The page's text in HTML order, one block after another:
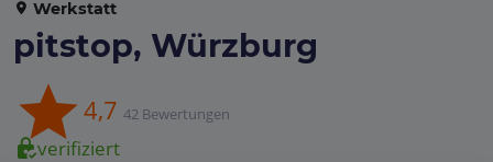
Werkstatt
pitstop, Würzburg
4,7 42 Bewertungen
verifiziert